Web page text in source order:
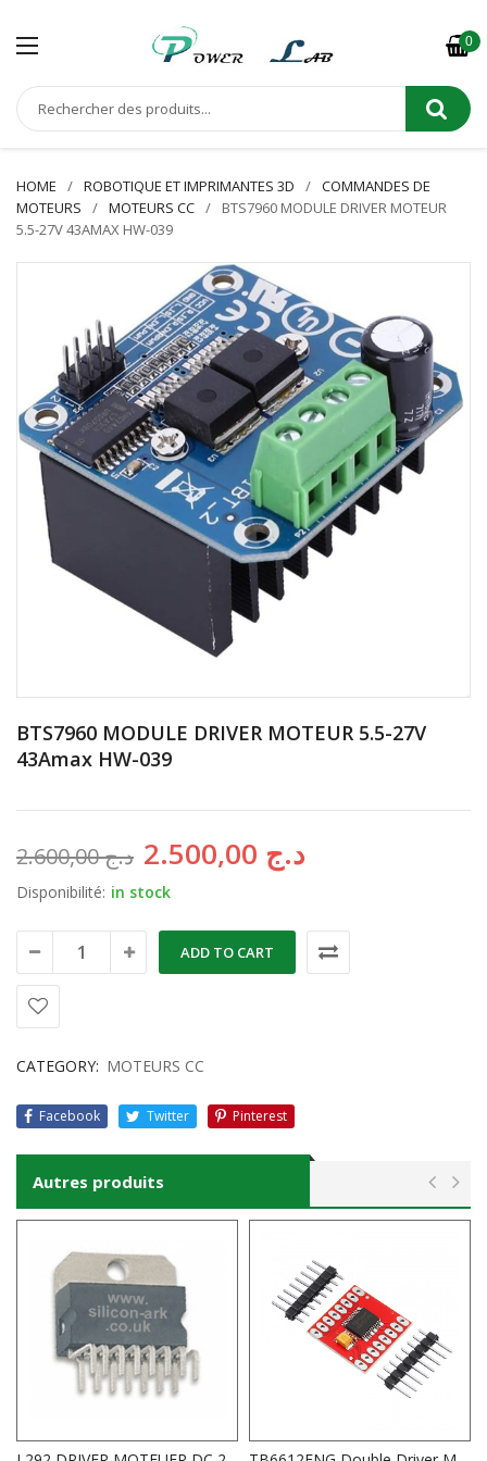
0
HOME ROBOTIQUE ET IMPRIMANTES 3D
COMMANDES DE
MOTEURS
MOTEURS CC
BTS7960 MODULE DRIVER MOTEUR
5.5-27V 43AMAX HW-039
BTS7960 MODULE DRIVER MOTEUR 5.5-27V
43Amax HW-039
د.ج2.600,00 د.ج
Disponibilité: in stock
ADD TO CART
CATEGORY: MOTEURS CC
Facebook Twitter Pinterest
Autres produits